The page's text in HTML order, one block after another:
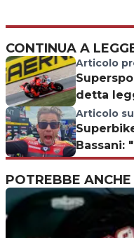
CONTINUA A
Articolo
detta
Articolo
Bassani:
POTREBBE